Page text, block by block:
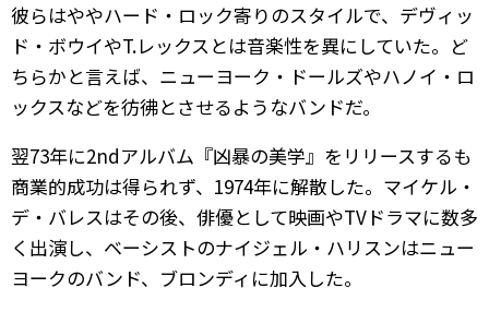
彼らはややハード・ロック寄りのスタイルで、デヴィッ
ド・ボウイやT.レックスとは音楽性を異にしていた。ど
ちらかと言えば、ニューヨーク・ドールズやハノイ・ロ
ックスなどを彷彿とさせるようなバンドだ。
翌73年に2ndアルバム『凶暴の美学』をリリースするも
商業的成功は得られず、1974年に解散した。マイケル・
デ・バレスはその後、俳優として映画やTVドラマに数多
く出演し、ベーシストのナイジェル・ハリスンはニュー
ヨークのバンド、ブロンディに加入した。